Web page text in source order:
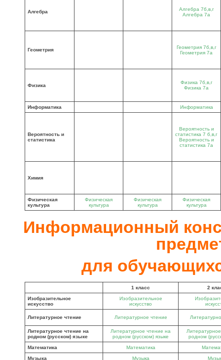
Алгебра
Алгебра 7б,в,г
Алгебра 7а
Геометрия
Геометрия 7б,в,г
Геометрия 7а
Физика
Физика 7б,в,г
Физика 7а
Информатика Информатика
Вероятность и
статистика
Вероятность и
статистика 7 б,в,г
Вероятность и
статистика 7а
Химия
Физическая
культура
Физическая
культура
Физическая
культура
Физическая
культура
Информационный
для
1 класс
2
Изобразительное
искусство
Изобразительное
искусство
Литературное чтение Литературное чтение
Литературное чтение на
родном (русском) языке
Литературное чтение на
родном (русском) языке
родном
Математика
Математика
Музыка
Музыка